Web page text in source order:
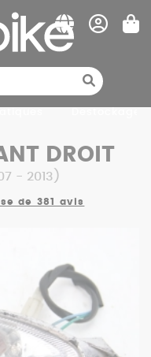
DROIT
- 2013)
de 381 avis